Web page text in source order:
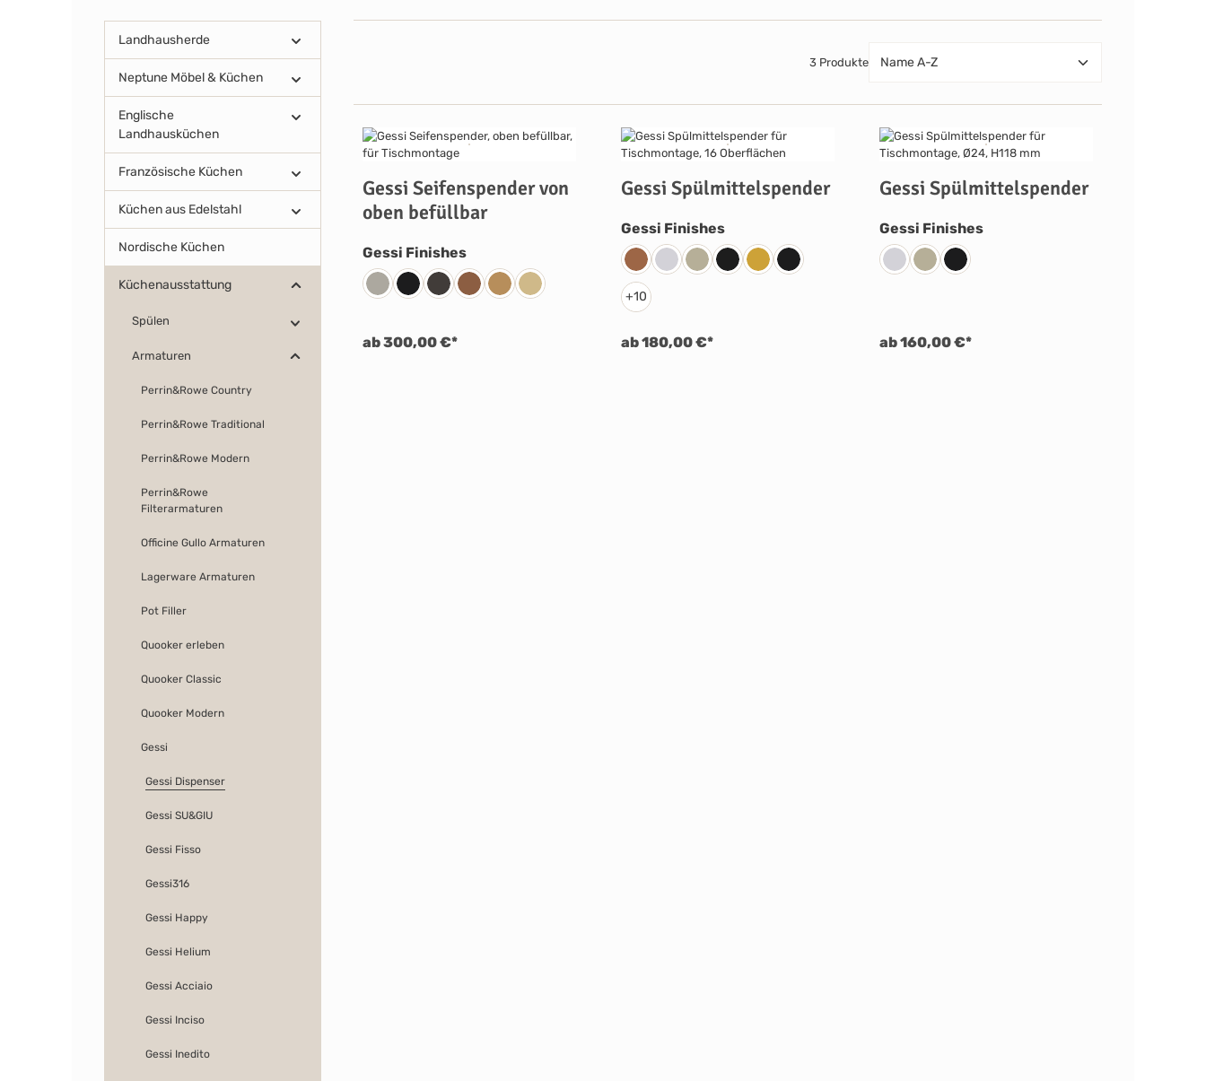
Landhausherde
Neptune Möbel & Küchen
Englische
Landhausküchen
Französische Küchen
Küchen aus Edelstahl
Nordische Küchen
Küchenausstattung
Spülen
Armaturen
Perrin&Rowe Country
Perrin&Rowe Traditional
Perrin&Rowe Modern
Perrin&Rowe
Filterarmaturen
Officine Gullo Armaturen
Lagerware Armaturen
Pot Filler
Quooker erleben
Quooker Classic
Quooker Modern
Gessi
Gessi Dispenser
Gessi SU&GIU
Gessi Fisso
Gessi316
Gessi Happy
Gessi Helium
Gessi Acciaio
Gessi Inciso
Gessi Inedito
3 Produkte
Gessi Seifenspender von
oben befüllbar
Gessi Finishesauswählen
239 Edelstahl Matt Gebürstet
299 Schwarz Matt
707 Metall Schwarz Gebürstet PVD
708 Kupfer Gebürstet PVD
726 Warm Bronze Gebürstet PVD
727 Messing Gebürstet PVD
ab 300,00 €*
Gessi Spülmittelspender
Gessi Finishesauswählen
030 Kupfer PVD
031 Chrom149 Finox Nickel Gebürstet
187 Bronze Antik
246 Gold PVD
299 Schwarz Matt
+10
ab 180,00 €*
Gessi Spülmittelspender
Gessi Finishesauswählen
031 Chrom149 Finox Nickel Gebürstet
299 Schwarz Matt
ab 160,00 €*